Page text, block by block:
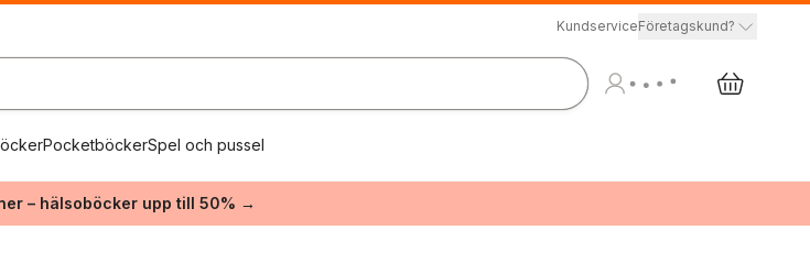
KundserviceFöretagskund?
PocketböckerSpel och pussel
– hälsoböcker upp till 50% →